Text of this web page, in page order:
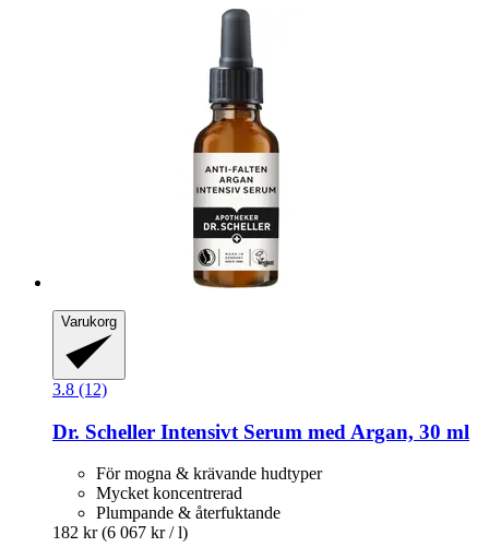
Varukorg
3.8 (12)
Dr. Scheller Intensivt Serum med Argan, 30 ml
För mogna & krävande hudtyper
Mycket koncentrerad
Plumpande & återfuktande
182 kr (6 067 kr / l)